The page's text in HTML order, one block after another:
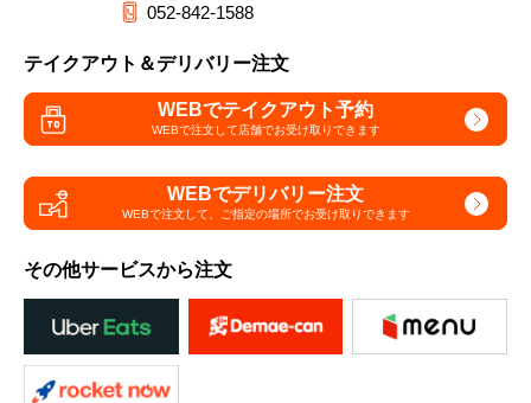
052-842-1588
テイクアウト＆デリバリー注文
WEBでテイクアウト予約
WEBで注文して店舗でお受け取りできます
WEBでデリバリー注文
WEBで注文して、 ご指定の場所でお受け取りできます
その他サービスから注文